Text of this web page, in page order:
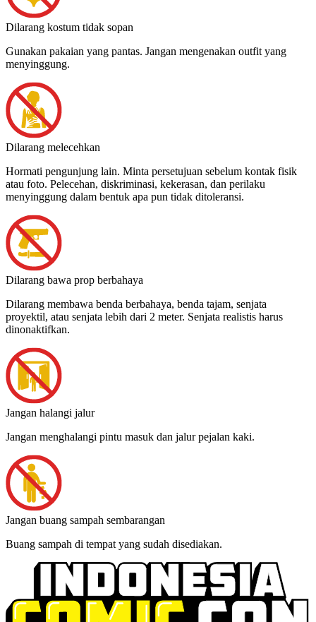
Dilarang kostum tidak sopan
Gunakan pakaian yang pantas. Jangan mengenakan outfit yang
menyinggung.
Dilarang melecehkan
Hormati pengunjung lain. Minta persetujuan sebelum kontak fisik
atau foto. Pelecehan, diskriminasi, kekerasan, dan perilaku
menyinggung dalam bentuk apa pun tidak ditoleransi.
Dilarang bawa prop berbahaya
Dilarang membawa benda berbahaya, benda tajam, senjata
proyektil, atau senjata lebih dari 2 meter. Senjata realistis harus
dinonaktifkan.
Jangan halangi jalur
Jangan menghalangi pintu masuk dan jalur pejalan kaki.
Jangan buang sampah sembarangan
Buang sampah di tempat yang sudah disediakan.